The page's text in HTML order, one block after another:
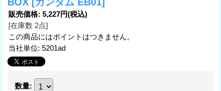
販売価格: 5,227円(税込)
[在庫数 2点]
この商品にはポイントはつきません。
当社単位: 5201ad
数量: